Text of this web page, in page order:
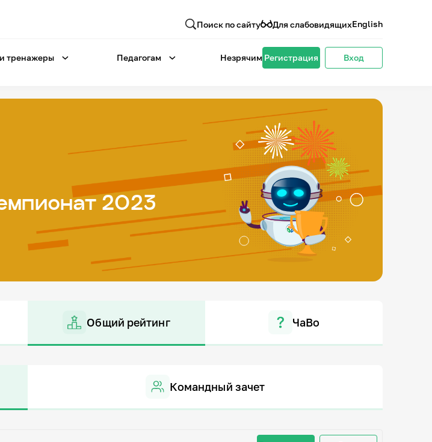
Поиск по сайту Для слабовидящихEnglish
тренажеры Педагогам Незрячим Регистрация Вход
2023
Общий рейтинг ЧаВо
Командный зачет